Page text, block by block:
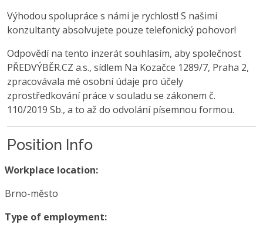
Výhodou spolupráce s námi je rychlost! S našimi
konzultanty absolvujete pouze telefonický pohovor!
Odpovědí na tento inzerát souhlasím, aby společnost
PŘEDVÝBĚR.CZ a.s., sídlem Na Kozačce 1289/7, Praha 2,
zpracovávala mé osobní údaje pro účely
zprostředkování práce v souladu se zákonem č.
110/2019 Sb., a to až do odvolání písemnou formou.
Position Info
Workplace location:
Brno-město
Type of employment: